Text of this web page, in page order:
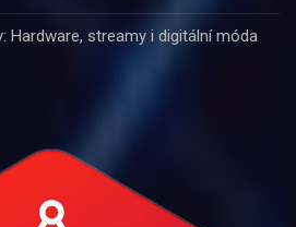
Hardware, streamy i digitální móda